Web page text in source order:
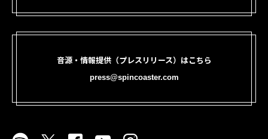
音源・情報提供（プレスリリース）はこちら
press@spincoaster.com